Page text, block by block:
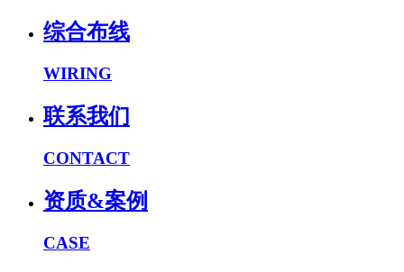
综合布线
WIRING
联系我们
CONTACT
资质&案例
CASE